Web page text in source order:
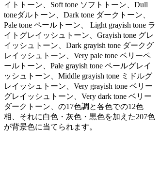
イトトーン、Soft tone ソフトトーン、Dull
toneダルトーン、Dark tone ダークトーン、
Pale tone ペールトーン、 Light grayish tone ラ
イトグレイッシュトーン、Grayish tone グレ
イッシュトーン、Dark grayish tone ダークグ
レイッシュトーン、Very pale tone ベリーペ
ールトーン、Pale grayish tone ペールグレイ
ッシュトーン、Middle grayish tone ミドルグ
レイッシュトーン、Very grayish tone ベリー
グレイッシュトーン、Very dark tone ベリー
ダークトーン、の17色調と各色での12色
相、それに白色・灰色・黒色を加えた207色
が背景色に当てられます。